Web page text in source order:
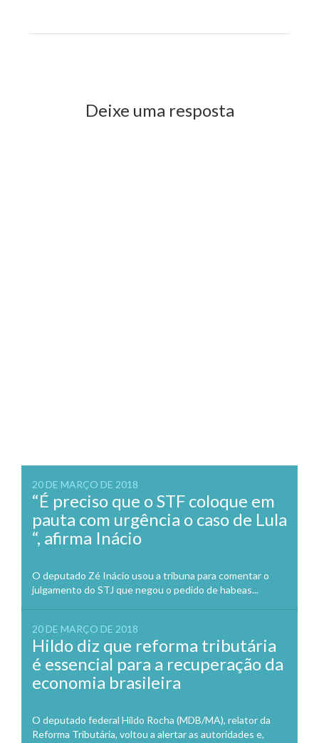
janela)
janela)
Deixe uma resposta
20 DE MARÇO DE 2018
“É preciso que o STF coloque em
pauta com urgência o caso de Lula
“, afirma Inácio
O deputado Zé Inácio usou a tribuna para comentar o
julgamento do STJ que negou o pedido de habeas...
20 DE MARÇO DE 2018
Hildo diz que reforma tributária
é essencial para a recuperação da
economia brasileira
O deputado federal Hildo Rocha (MDB/MA), relator da
Reforma Tributária, voltou a alertar as autoridades e,